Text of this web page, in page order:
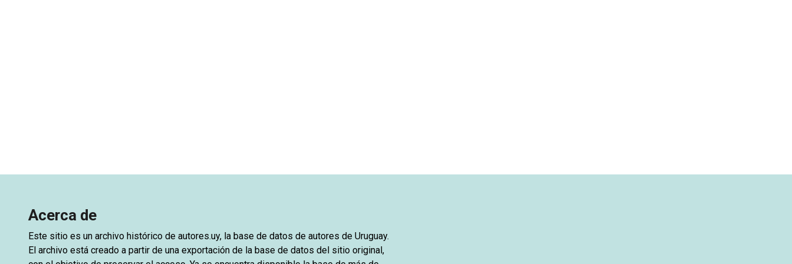
Acerca de
Este sitio es un archivo histórico de autores.uy, la base de datos de autores de Uruguay.
El archivo está creado a partir de una exportación de la base de datos del sitio original,